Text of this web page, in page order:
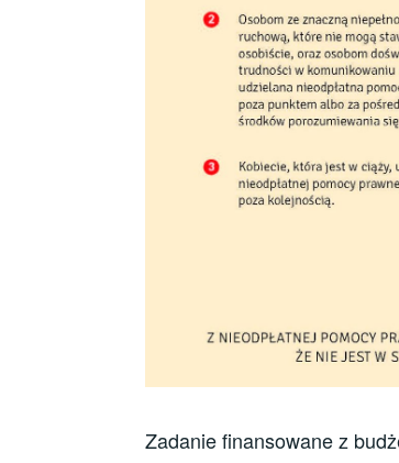
Zadanie finansowane z